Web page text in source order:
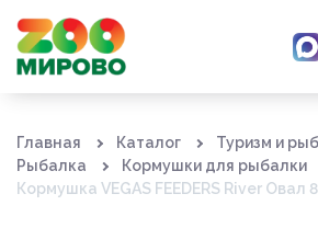
Главная Каталог
Туризм и
Рыбалка
Кормушки для рыбалки
Кормушка VEGAS FEEDERS River Овал